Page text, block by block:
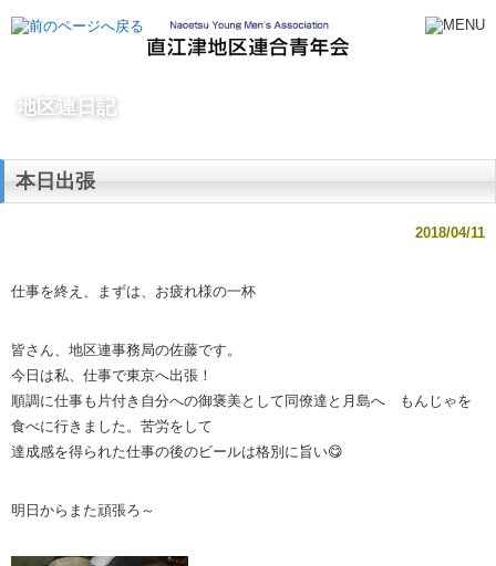
地区連日記
本日出張
2018/04/11
仕事を終え、まずは、お疲れ様の一杯
皆さん、地区連事務局の佐藤です。
今日は私、仕事で東京へ出張！
順調に仕事も片付き自分への御褒美として同僚達と月島へ もんじゃを
食べに行きました。苦労をして
達成感を得られた仕事の後のビールは格別に旨い😋
明日からまた頑張ろ～